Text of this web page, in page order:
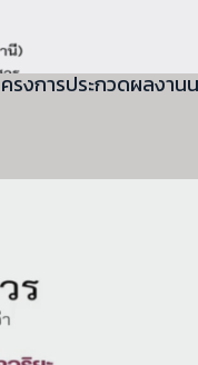
รงการประกวดผลงา